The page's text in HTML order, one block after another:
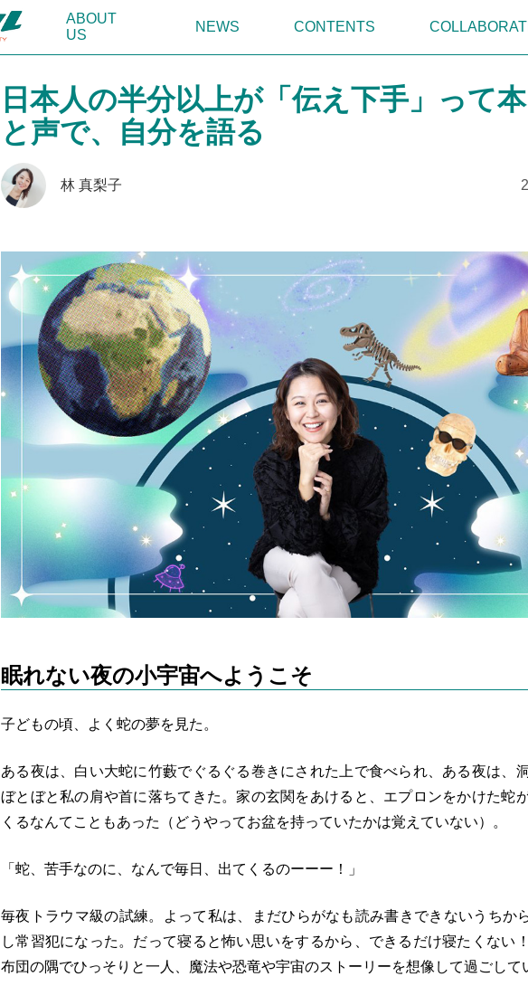
ABOUT
US
NEWS CONTENTS
日本人の半分以上が「伝え下手」って
と声で、自分を語る
林 真梨子
眠れない夜の小宇宙へようこそ
子どもの頃、よく蛇の夢を見た。
ある夜は、白い大蛇に竹藪でぐるぐる巻きにされた上で食べられ、ある夜は、
ぼとぼと私の肩や首に落ちてきた。家の玄関をあけると、エプロンをかけた蛇
くるなんてこともあった（どうやってお盆を持っていたかは覚えていない）。
「蛇、苦手なのに、なんで毎日、出てくるのーーー！」
毎夜トラウマ級の試練。よって私は、まだひらがなも読み書きできないうちか
し常習犯になった。だって寝ると怖い思いをするから、できるだけ寝たくない
布団の隅でひっそりと一人、魔法や恐竜や宇宙のストーリーを想像して過ごして